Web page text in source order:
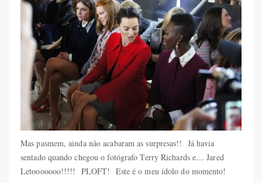
Mas pasmem, ainda não acabaram as surpresas!! Já havia
sentado quando chegou o fotógrafo Terry Richards e… Jared
Letooooooo!!!!! PLOFT! Este é o meu ídolo do momento!